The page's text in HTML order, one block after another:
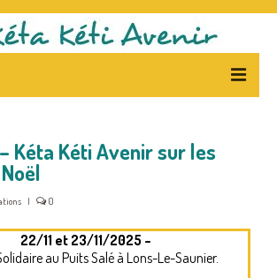
FLYERS
ET L’ASSOCIATION
Kéta Kéti Avenir sur les
| 0
22/11 et 23/11/2025 –
au Puits Salé à Lons-Le-Saunier.